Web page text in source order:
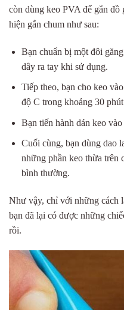
còn dùng keo PVA để gắn đồ
hiện gắn chum như sau:
Bạn chuẩn bị một đôi
dây ra tay khi sử dụng.
Tiếp theo, bạn cho keo
độ C trong khoảng 30
Bạn tiến hành dán keo
Cuối cùng, bạn dùng dao
những phần keo thừa trên
bình thường.
Như vậy, chỉ với những cách
bạn đã lại có được những
rồi.